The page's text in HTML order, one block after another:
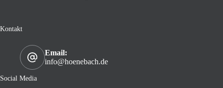
Kontakt
Email:
info@hoenebach.de
Social Media